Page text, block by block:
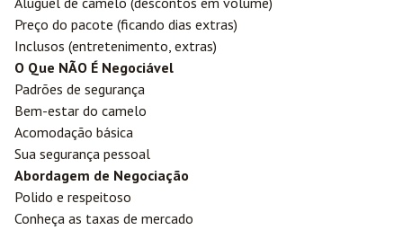
Preço do pacote (ficando dias extras)
Inclusos (entretenimento, extras)
O Que NÃO É Negociável
Padrões de segurança
Bem-estar do camelo
Acomodação básica
Sua segurança pessoal
Abordagem de Negociação
Polido e respeitoso
Conheça as taxas de mercado